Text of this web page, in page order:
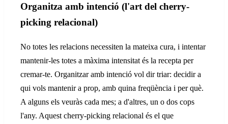
Organitza amb intenció (l'art del cherry-
picking relacional)
No totes les relacions necessiten la mateixa cura, i intentar
mantenir-les totes a màxima intensitat és la recepta per
cremar-te. Organitzar amb intenció vol dir triar: decidir a
qui vols mantenir a prop, amb quina freqüència i per què.
A alguns els veuràs cada mes; a d'altres, un o dos cops
l'any. Aquest cherry-picking relacional és el que